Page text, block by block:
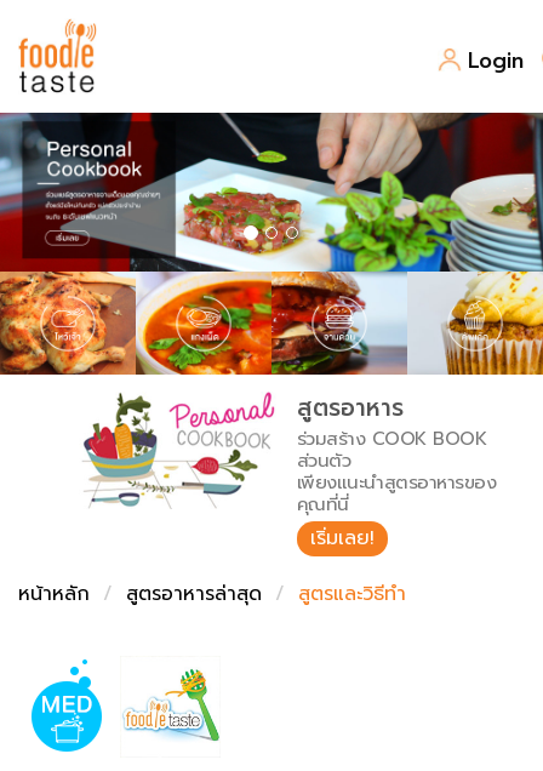
Login
สูตรอาหาร
สูตรอาหารล่าสุด
Top Foodie
พาไปชิม
สารพันก้นครัว
เคล็ดลับน่ารู้
เปรียบเทียบหน่วยการตวง
เปรียบเทียบอุณหภูมิ
เปรียบเทียบน้ำหนักวัตถุดิบ
FoodPedia
สร้าง Cookbook
สูตรอาหาร
ร่วมสร้าง COOK BOOK
ส่วนตัว
เพียงแนะนำสูตรอาหารของ
คุณที่นี่
เริ่มเลย!
หน้าหลัก
สูตรอาหารล่าสุด สูตรและวิธีทำ